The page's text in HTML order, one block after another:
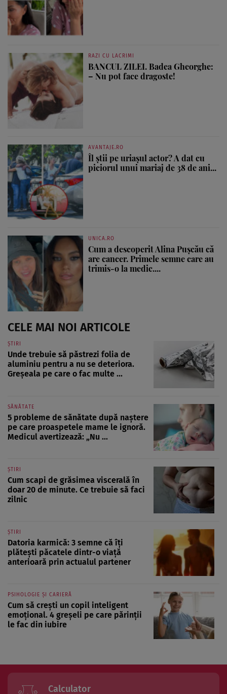
RAZI CU LACRIMI
BANCUL ZILEI. Badea Gheorghe:
– Nu pot face dragoste!
AVANTAJE.RO
Îl știi pe uriașul actor? A dat cu
piciorul unui mariaj de 38 de ani...
UNICA.RO
Cum a descoperit Alina Pușcău că
are cancer. Primele semne care au
trimis-o la medic....
CELE MAI NOI ARTICOLE
ȘTIRI
Unde trebuie să păstrezi folia de
aluminiu pentru a nu se deteriora.
Greșeala pe care o fac multe ...
SĂNĂTATE
5 probleme de sănătate după naștere
pe care proaspetele mame le ignoră.
Medicul avertizează: „Nu ...
ȘTIRI
Cum scapi de grăsimea viscerală în
doar 20 de minute. Ce trebuie să faci
zilnic
ȘTIRI
Datoria karmică: 3 semne că îți
plătești păcatele dintr-o viață
anterioară prin actualul partener
PSIHOLOGIE ȘI CARIERĂ
Cum să crești un copil inteligent
emoțional. 4 greșeli pe care părinții
le fac din iubire
Calculator